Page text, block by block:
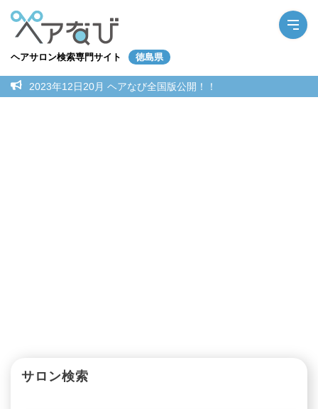
ヘアサロン検索専門サイト 徳島県
2023年12日20月 ヘアなび全国版公開！！
サロン検索